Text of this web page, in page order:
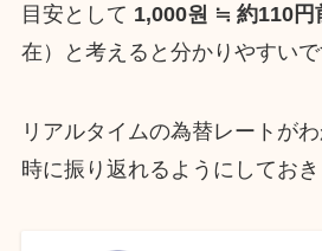
目安として 1,000원 ≒ 約110円
在）と考えると分かりやすいで
リアルタイムの為替レートが
時に振り返れるようにしておき